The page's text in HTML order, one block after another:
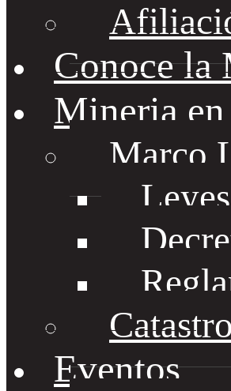
Conoce la
Mineria
Marco
Leyes
Eventos